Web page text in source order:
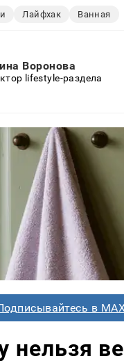
Лайфхак Ванная
Воронова
lifestyle-раздела
в
нельзя